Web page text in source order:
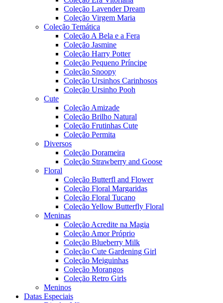
Coleção Lavender Dream
Coleção Virgem Maria
Coleção Temática
Coleção A Bela e a Fera
Coleção Jasmine
Coleção Harry Potter
Coleção Pequeno Príncipe
Coleção Snoopy
Coleção Ursinhos Carinhosos
Coleção Ursinho Pooh
Cute
Coleção Amizade
Coleção Brilho Natural
Coleção Frutinhas Cute
Coleção Permita
Diversos
Coleção Dorameira
Coleção Strawberry and Goose
Floral
Coleção Butterfl and Flower
Coleção Floral Margaridas
Coleção Floral Tucano
Coleção Yellow Butterfly Floral
Meninas
Coleção Acredite na Magia
Coleção Amor Próprio
Coleção Blueberry Milk
Coleção Cute Gardening Girl
Coleção Meiguinhas
Coleção Morangos
Coleção Retro Girls
Meninos
Datas Especiais